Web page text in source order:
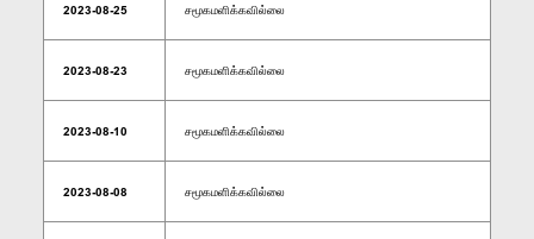
2023-08-25 சமூகமளிக்கவில்லை
2023-08-23 சமூகமளிக்கவில்லை
2023-08-10 சமூகமளிக்கவில்லை
2023-08-08 சமூகமளிக்கவில்லை